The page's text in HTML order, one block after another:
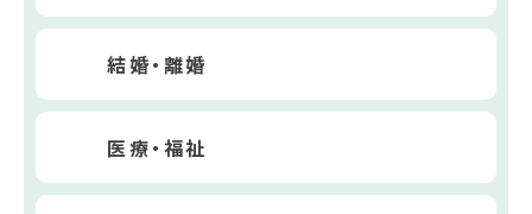
結婚・離婚
医療・福祉